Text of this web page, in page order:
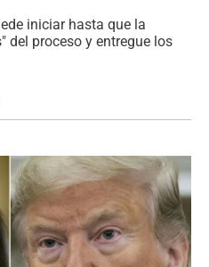
iniciar hasta que la
del proceso y entregue los